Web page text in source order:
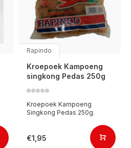
Rapindo
Kroepoek Kampoeng
singkong Pedas 250g
Kroepoek Kampoeng
Singkong Pedas 250g.
€1,95